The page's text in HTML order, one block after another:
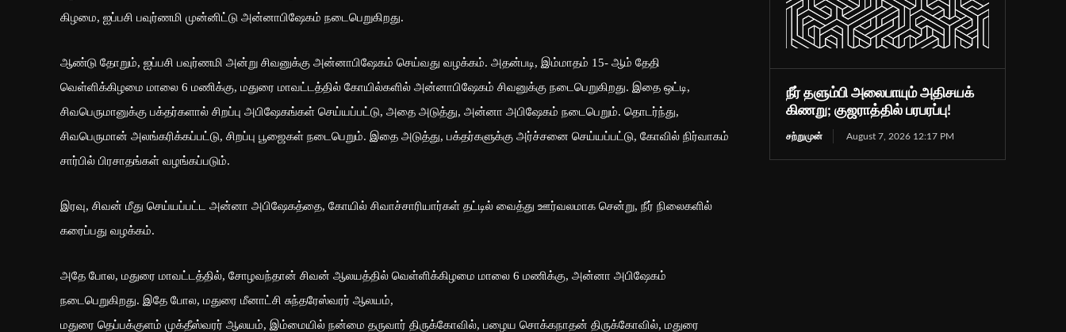
கிழமை, ஐப்பசி பவுர்ணமி முன்னிட்டு அன்னாபிஷேகம் நடைபெறுகிறது.
ஆண்டு தோறும், ஐப்பசி பவுர்ணமி அன்று சிவனுக்கு அன்னாபிஷேகம் செய்வது வழக்கம். அதன்படி, இம்மாதம் 15- ஆம் தேதி
வெள்ளிக்கிழமை மாலை 6 மணிக்கு, மதுரை மாவட்டத்தில் கோயில்களில் அன்னாபிஷேகம் சிவனுக்கு நடைபெறுகிறது. இதை ஒட்டி,
சிவபெருமானுக்கு பக்தர்களால் சிறப்பு அபிஷேகங்கள் செய்யப்பட்டு, அதை அடுத்து, அன்னா அபிஷேகம் நடைபெறும். தொடர்ந்து,
சிவபெருமான் அலங்கரிக்கப்பட்டு, சிறப்பு பூஜைகள் நடைபெறும். இதை அடுத்து, பக்தர்களுக்கு அர்ச்சனை செய்யப்பட்டு, கோவில் நிர்வாகம்
சார்பில் பிரசாதங்கள் வழங்கப்படும்.
இரவு, சிவன் மீது செய்யப்பட்ட அன்னா அபிஷேகத்தை, கோயில் சிவாச்சாரியார்கள் தட்டில் வைத்து ஊர்வலமாக சென்று, நீர் நிலைகளில்
கரைப்பது வழக்கம்.
அதே போல, மதுரை மாவட்டத்தில், சோழவந்தான் சிவன் ஆலயத்தில் வெள்ளிக்கிழமை மாலை 6 மணிக்கு, அன்னா அபிஷேகம்
நடைபெறுகிறது. இதே போல, மதுரை மீனாட்சி சுந்தரேஸ்வரர் ஆலயம்,
மதுரை தெப்பக்குளம் முக்தீஸ்வரர் ஆலயம், இம்மையில் நன்மை தருவார் திருக்கோவில், பழைய சொக்கநாதன் திருக்கோவில், மதுரை
நீர் தளும்பி அலைபாயும் அதிசயக்
கிணறு; குஜராத்தில் பரபரப்பு!
சற்றுமுன் August 7, 2026 12:17 PM